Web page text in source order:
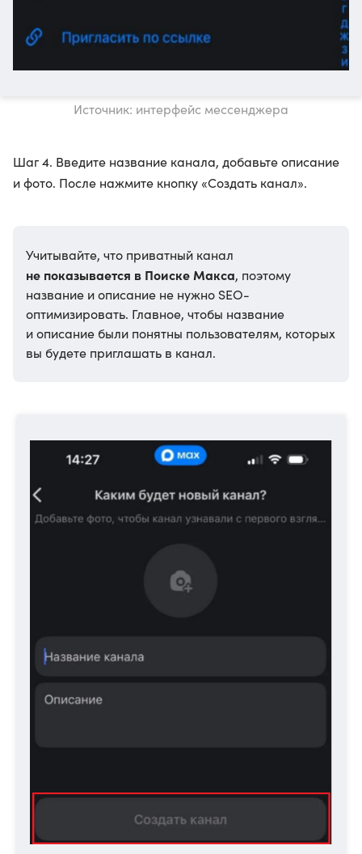
Источник: интерфейс мессенджера
Шаг 4. Введите название канала, добавьте описание
и фото. После нажмите кнопку «Создать канал».
Учитывайте, что приватный канал
не показывается в Поиске Макса, поэтому
название и описание не нужно SEO-
оптимизировать. Главное, чтобы название
и описание были понятны пользователям, которых
вы будете приглашать в канал.